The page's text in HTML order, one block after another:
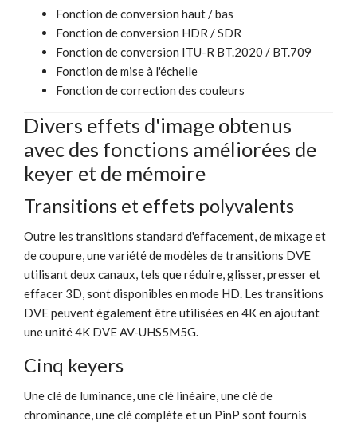
Fonction de conversion haut / bas
Fonction de conversion HDR / SDR
Fonction de conversion ITU-R BT.2020 / BT.709
Fonction de mise à l'échelle
Fonction de correction des couleurs
Divers effets d'image obtenus
avec des fonctions améliorées de
keyer et de mémoire
Transitions et effets polyvalents
Outre les transitions standard d'effacement, de mixage et
de coupure, une variété de modèles de transitions DVE
utilisant deux canaux, tels que réduire, glisser, presser et
effacer 3D, sont disponibles en mode HD. Les transitions
DVE peuvent également être utilisées en 4K en ajoutant
une unité 4K DVE AV-UHS5M5G.
Cinq keyers
Une clé de luminance, une clé linéaire, une clé de
chrominance, une clé complète et un PinP sont fournis